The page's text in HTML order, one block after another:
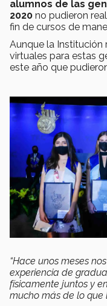
alumnos de las
2020 no pudieron
fin de cursos de
Aunque la Institución
virtuales para estas
este año que
“Hace unos meses
experiencia de
físicamente juntos y
mucho más de lo que